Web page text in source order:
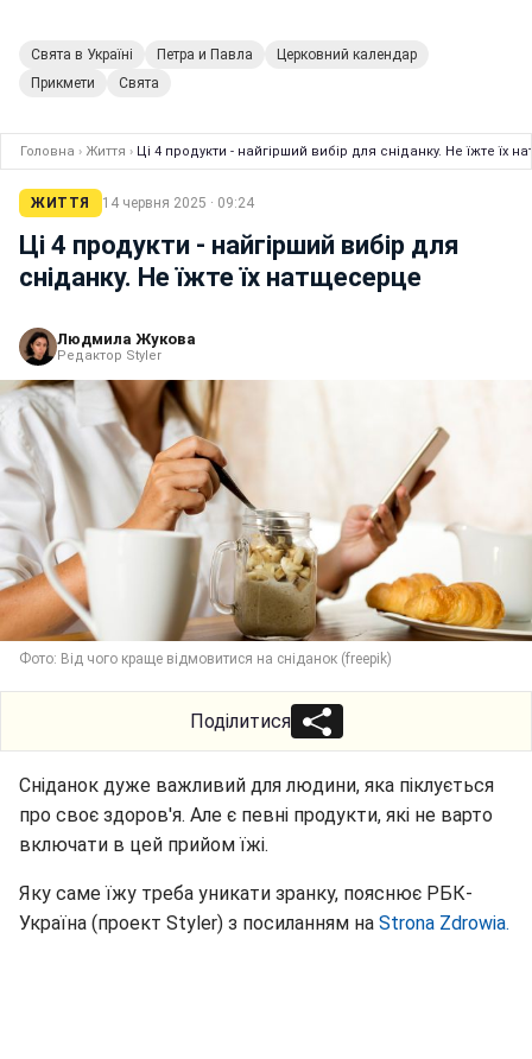
Свята в Україні Петра и Павла
Церковний календар
Прикмети
Свята
Головна › Життя › Ці 4 продукти - найгірший вибір для сніданку. Не їжте їх
ЖИТТЯ 14 червня 2025 · 09:24
Ці 4 продукти - найгірший вибір для
сніданку. Не їжте їх натщесерце
Людмила Жукова
Редактор Styler
Фото: Від чого краще відмовитися на сніданок (freepik)
Поділитися
Сніданок дуже важливий для людини, яка піклується
про своє здоров'я. Але є певні продукти, які не варто
включати в цей прийом їжі.
Яку саме їжу треба уникати зранку, пояснює РБК-
Україна (проект Styler) з посиланням на Strona Zdrowia.